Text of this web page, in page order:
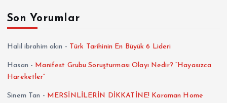
Son Yorumlar
Halil ibrahim akın - Türk Tarihinin En Büyük 6 Lideri
Hasan - Manifest Grubu Soruşturması Olayı Nedir? “Hayasızca
Hareketler”
Sinem Tan - MERSİNLİLERİN DİKKATİNE! Karaman Home